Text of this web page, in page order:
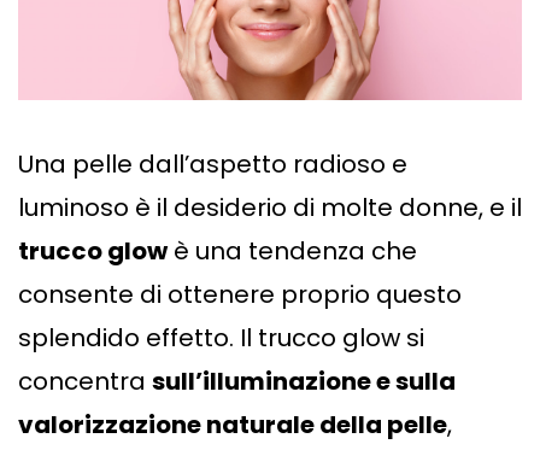
Una pelle dall’aspetto radioso e
luminoso è il desiderio di molte donne, e il
trucco glowè una tendenza che
consente di ottenere proprio questo
splendido effetto. Il trucco glow si
concentra sull’illuminazione e sulla
valorizzazione naturale della pelle,